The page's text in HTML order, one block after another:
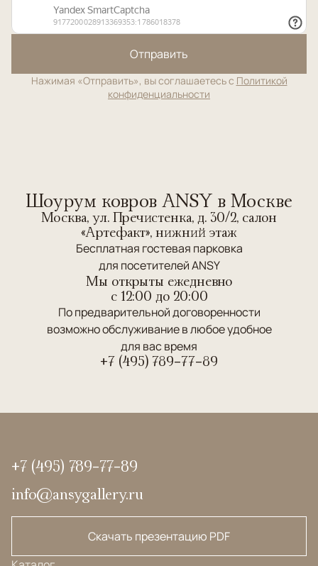
Отправить
Нажимая «Отправить», вы соглашаетесь с Политикой
конфиденциальности
Шоурум ковров ANSY в Москве
Москва, ул. Пречистенка, д. 30/2, салон
«Артефакт», нижний этаж
Бесплатная гостевая парковка
для посетителей ANSY
Мы открыты ежедневно
c 12:00 до 20:00
По предварительной договоренности
возможно обслуживание в любое удобное
для вас время
+7 (495) 789-77-89
+7 (495) 789-77-89
info@ansygallery.ru
Скачать презентацию PDF